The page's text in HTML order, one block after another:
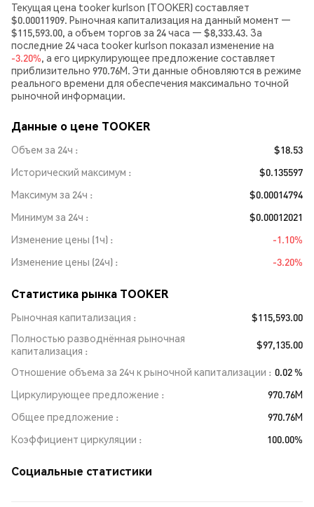
Текущая цена tooker kurlson (TOOKER) составляет
$0.00011909. Рыночная капитализация на данный момент —
$115,593.00, а объем торгов за 24 часа — $8,333.43. За
последние 24 часа tooker kurlson показал изменение на
-3.20%, а его циркулирующее предложение составляет
приблизительно 970.76M. Эти данные обновляются в режиме
реального времени для обеспечения максимально точной
рыночной информации.
Данные о цене TOOKER
Объем за 24ч
$18.53
Исторический максимум
$0.135597
Максимум за 24ч
$0.00014794
Минимум за 24ч
$0.00012021
Изменение цены (1ч)
-1.10%
Изменение цены (24ч)
-3.20%
Статистика рынка TOOKER
Рыночная капитализация
$115,593.00
Полностью разводнённая рыночная
капитализация
$97,135.00
Отношение объема за 24ч к рыночной капитализации
0.02 %
Циркулирующее предложение
970.76M
Общее предложение
970.76M
Коэффициент циркуляции
100.00%
Социальные статистики